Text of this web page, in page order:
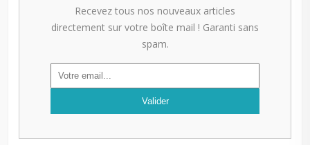
Recevez tous nos nouveaux articles
directement sur votre boîte mail ! Garanti sans
spam.